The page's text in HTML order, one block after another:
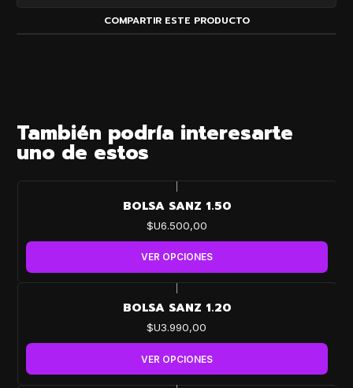
COMPARTIR ESTE PRODUCTO
También podría interesarte
uno de estos
BOLSA SANZ 1.50
$U6.500,00
VER OPCIONES
BOLSA SANZ 1.20
$U3.990,00
VER OPCIONES